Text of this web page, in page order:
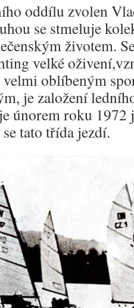
oddílu zvolen
se stmeluje
životem.
velké
velmi oblíbeným
je založení
únorem roku
tato třída jezdí.